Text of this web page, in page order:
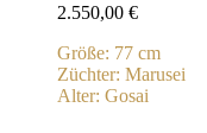
2.550,00 €
Größe: 77 cm
Züchter: Marusei
Alter: Gosai